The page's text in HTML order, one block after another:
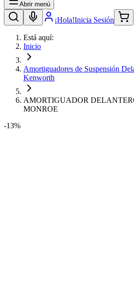
Abrir menú
¡Hola!Inicia Sesión
Está aquí:
Inicio
Amortiguadores de Suspensión
Kenworth
AMORTIGUADOR
MONROE
-13%